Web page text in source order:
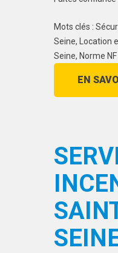
Mots clés :
Seine, Location
Seine, Norme
EN